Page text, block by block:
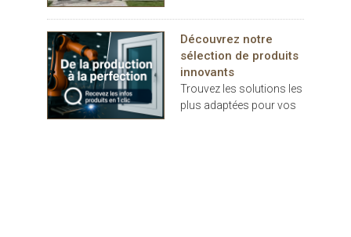
décoratifs, rivalisent
d’inspiration
Découvrez notre
sélection de produits
innovants
Trouvez les solutions les
plus adaptées pour vos